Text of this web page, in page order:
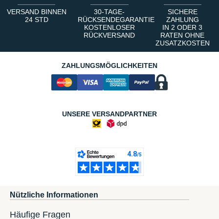
VERSAND BINNEN
24 STD
30-TAGE-
RÜCKSENDEGARANTIE
KOSTENLOSER
RÜCKVERSAND
SICHERE
ZAHLUNG
IN 2 ODER 3
RATEN OHNE
ZUSATZKOSTEN
ZAHLUNGSMÖGLICHKEITEN
UNSERE VERSANDPARTNER
Nützliche Informationen
Häufige Fragen